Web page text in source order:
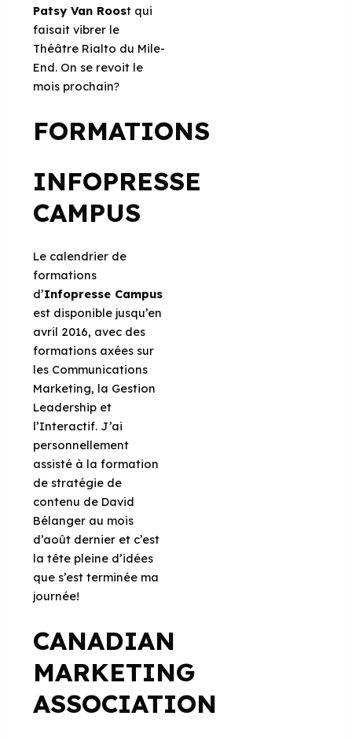
Patsy Van Roost qui
faisait vibrer le
Théâtre Rialto du Mile-
End. On se revoit le
mois prochain?
FORMATIONS
INFOPRESSE
CAMPUS
Le calendrier de
formations
d’Infopresse Campus
est disponible jusqu’en
avril 2016, avec des
formations axées sur
les Communications
Marketing, la Gestion
Leadership et
l’Interactif. J’ai
personnellement
assisté à la formation
de stratégie de
contenu de David
Bélanger au mois
d’août dernier et c’est
la tête pleine d’idées
que s’est terminée ma
journée!
CANADIAN
MARKETING
ASSOCIATION